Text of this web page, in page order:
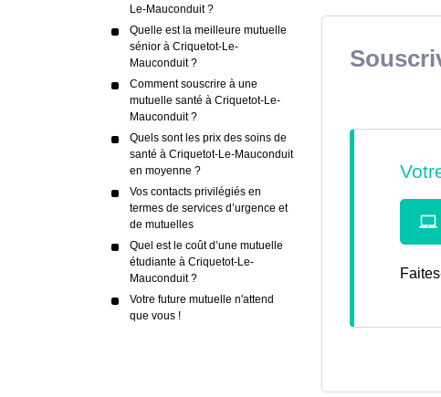
Le-Mauconduit ?
Quelle est la meilleure mutuelle
sénior à Criquetot-Le-
Mauconduit ?
Comment souscrire à une
mutuelle santé à Criquetot-Le-
Mauconduit ?
Quels sont les prix des soins de
santé à Criquetot-Le-Mauconduit
en moyenne ?
Vos contacts privilégiés en
termes de services d’urgence et
de mutuelles
Quel est le coût d’une mutuelle
étudiante à Criquetot-Le-
Mauconduit ?
Votre future mutuelle n'attend
que vous !